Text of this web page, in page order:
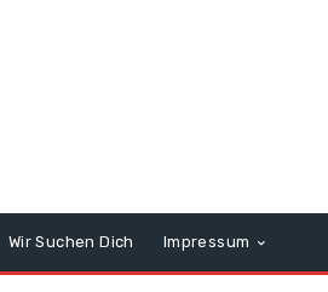
Wir Suchen Dich Impressum